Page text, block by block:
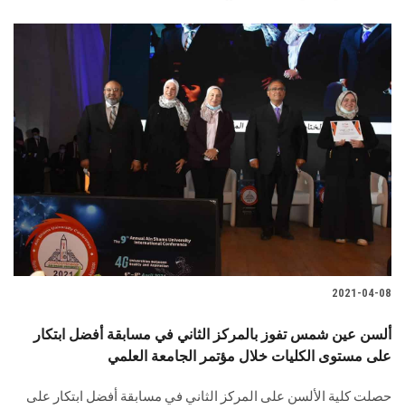
تواصل معنا
هيئة التدريس
الخريجين
2021-04-08
ألسن عين شمس تفوز بالمركز الثاني في مسابقة أفضل ابتكار
على مستوى الكليات خلال مؤتمر الجامعة العلمي
حصلت كلية الألسن على المركز الثاني في مسابقة أفضل ابتكار على